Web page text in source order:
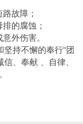
故障；
的腐蚀；
外伤害。
坚持不懈的奉行“团
、奉献 、自律、